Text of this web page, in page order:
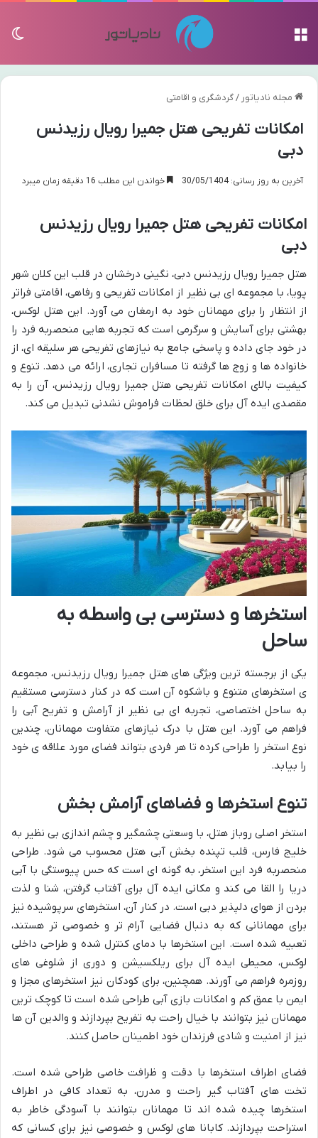
مجله نادیاتور /گردشگری و اقامتی
امکانات تفریحی هتل جمیرا رویال رزیدنس
دبی
آخرین به روز رسانی: 30/05/1404 خواندن این مطلب 16 دقیقه زمان میبرد
امکانات تفریحی هتل جمیرا رویال رزیدنس
دبی
هتل جمیرا رویال رزیدنس دبی، نگینی درخشان در قلب این کلان شهر
پویا، با مجموعه ای بی نظیر از امکانات تفریحی و رفاهی، اقامتی فراتر
از انتظار را برای مهمانان خود به ارمغان می آورد. این هتل لوکس،
بهشتی برای آسایش و سرگرمی است که تجربه هایی منحصربه فرد را
در خود جای داده و پاسخی جامع به نیازهای تفریحی هر سلیقه ای، از
خانواده ها و زوج ها گرفته تا مسافران تجاری، ارائه می دهد. تنوع و
کیفیت بالای امکانات تفریحی هتل جمیرا رویال رزیدنس، آن را به
مقصدی ایده آل برای خلق لحظات فراموش نشدنی تبدیل می کند.
استخرها و دسترسی بی واسطه به
ساحل
یکی از برجسته ترین ویژگی های هتل جمیرا رویال رزیدنس، مجموعه
ی استخرهای متنوع و باشکوه آن است که در کنار دسترسی مستقیم
به ساحل اختصاصی، تجربه ای بی نظیر از آرامش و تفریح آبی را
فراهم می آورد. این هتل با درک نیازهای متفاوت مهمانان، چندین
نوع استخر را طراحی کرده تا هر فردی بتواند فضای مورد علاقه ی خود
را بیابد.
تنوع استخرها و فضاهای آرامش بخش
استخر اصلی روباز هتل، با وسعتی چشمگیر و چشم اندازی بی نظیر به
خلیج فارس، قلب تپنده بخش آبی هتل محسوب می شود. طراحی
منحصربه فرد این استخر، به گونه ای است که حس پیوستگی با آبی
دریا را القا می کند و مکانی ایده آل برای آفتاب گرفتن، شنا و لذت
بردن از هوای دلپذیر دبی است. در کنار آن، استخرهای سرپوشیده نیز
برای مهمانانی که به دنبال فضایی آرام تر و خصوصی تر هستند،
تعبیه شده است. این استخرها با دمای کنترل شده و طراحی داخلی
لوکس، محیطی ایده آل برای ریلکسیشن و دوری از شلوغی های
روزمره فراهم می آورند. همچنین، برای کودکان نیز استخرهای مجزا و
ایمن با عمق کم و امکانات بازی آبی طراحی شده است تا کوچک ترین
مهمانان نیز بتوانند با خیال راحت به تفریح بپردازند و والدین آن ها
نیز از امنیت و شادی فرزندان خود اطمینان حاصل کنند.
فضای اطراف استخرها با دقت و ظرافت خاصی طراحی شده است.
تخت های آفتاب گیر راحت و مدرن، به تعداد کافی در اطراف
استخرها چیده شده اند تا مهمانان بتوانند با آسودگی خاطر به
استراحت بپردازند. کابانا های لوکس و خصوصی نیز برای کسانی که